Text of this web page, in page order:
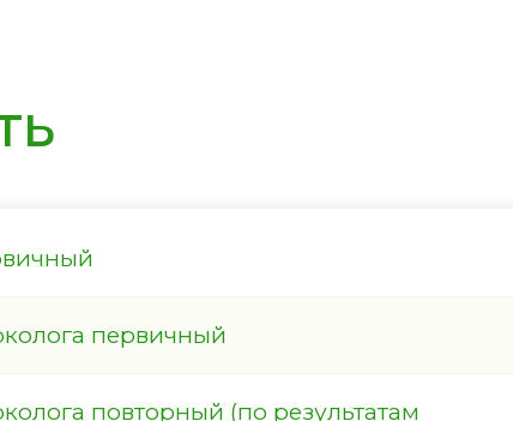
первичный
повторный (по результатам